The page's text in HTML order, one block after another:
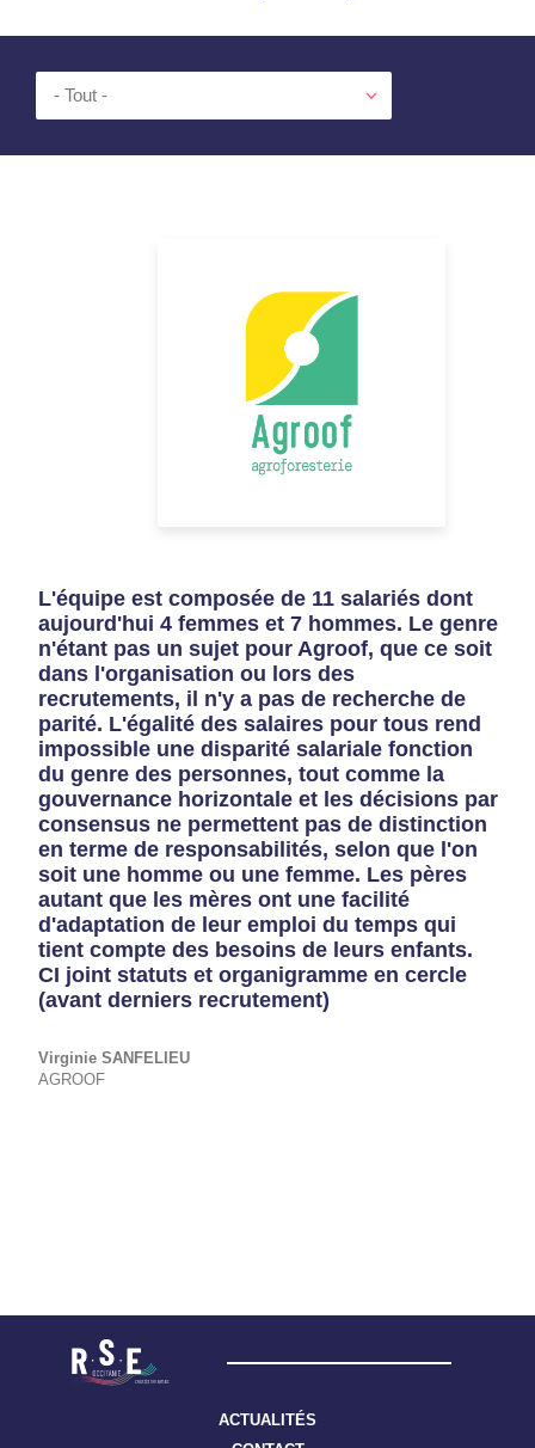
L'équipe est composée de 11 salariés dont
aujourd'hui 4 femmes et 7 hommes. Le genre
n'étant pas un sujet pour Agroof, que ce soit
dans l'organisation ou lors des
recrutements, il n'y a pas de recherche de
parité. L'égalité des salaires pour tous rend
impossible une disparité salariale fonction
du genre des personnes, tout comme la
gouvernance horizontale et les décisions par
consensus ne permettent pas de distinction
en terme de responsabilités, selon que l'on
soit une homme ou une femme. Les pères
autant que les mères ont une facilité
d'adaptation de leur emploi du temps qui
tient compte des besoins de leurs enfants.
CI joint statuts et organigramme en cercle
(avant derniers recrutement)
Virginie SANFELIEU
AGROOF
ACTUALITÉS